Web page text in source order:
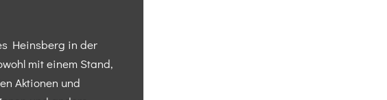
Heinsberg in der
mit einem Stand,
Aktionen und